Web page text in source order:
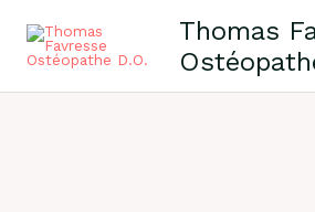
content
Thomas